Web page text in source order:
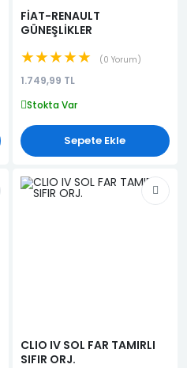
FİAT-RENAULT
GÜNEŞLİKLER
★★★★★ 0 Yorum
1.749,99 TL
Stokta Var
Sepete Ekle
CLIO IV SOL FAR TAMIRLI
SIFIR ORJ.